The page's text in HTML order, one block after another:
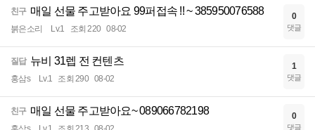
친구 매일 선물 주고받아요 99퍼접속 !! ~ 385950076588
붉은소리 Lv.1 조회 220 08-02
0
댓글
질답 뉴비 31렙 전 컨텐츠
홍삼s Lv.1 조회 290 08-02
1
댓글
친구 매일 선물 주고받아요~ 089066782198 0
댓글